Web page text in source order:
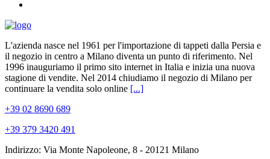
L'azienda nasce nel 1961 per l'importazione di tappeti dalla Persia e
il negozio in centro a Milano diventa un punto di riferimento. Nel
1996 inauguriamo il primo sito internet in Italia e inizia una nuova
stagione di vendite. Nel 2014 chiudiamo il negozio di Milano per
continuare la vendita solo online [...]
+39 02 8690 689
+39 379 3420 491
Indirizzo: Via Monte Napoleone, 8 - 20121 Milano